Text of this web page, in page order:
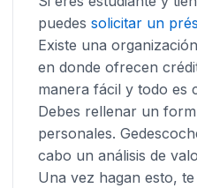
puedes solicitar un
Existe una
en donde ofrecen
manera fácil y todo es
Debes rellenar un
personales.
cabo un análisis de
Una vez hagan esto,